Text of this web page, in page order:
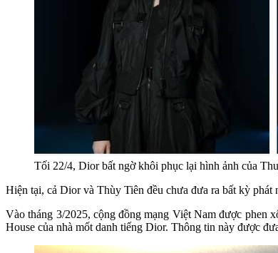
Tối 22/4, Dior bất ngờ khôi phục lại hình ảnh của
Hiện tại, cả Dior và Thùy Tiên đều chưa đưa ra bất kỳ phát
Vào tháng 3/2025, cộng đồng mạng Việt Nam được phen
House của nhà mốt danh tiếng Dior. Thông tin này được